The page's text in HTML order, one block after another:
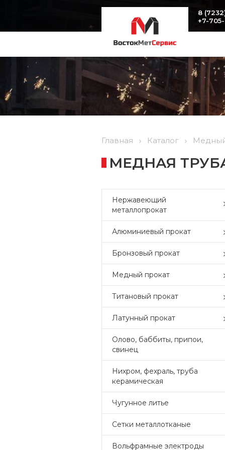
8
+7-
Главная Каталог
МЕДНАЯ
Нержавеющий
металлопрокат
Алюминиевый прокат
Бронзовый прокат
Медный прокат
Титановый прокат
Латунный прокат
Олово, баббиты, припои,
свинец
Нихром, фехраль, труба
керамическая
Чугунное литье
Сетки металлотканые
Вольфрамные электроды